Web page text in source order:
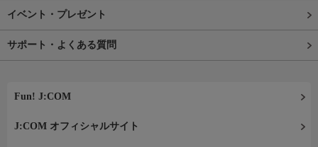
イベント・プレゼント
サポート・よくある質問
Fun! J:COM
J:COM オフィシャルサイト